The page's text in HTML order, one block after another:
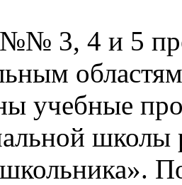
3, 4 и 5
учебные
школы